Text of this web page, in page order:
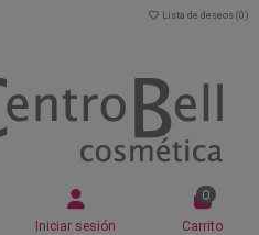
Lista de deseos (0 )
Iniciar sesión
0
Carrito